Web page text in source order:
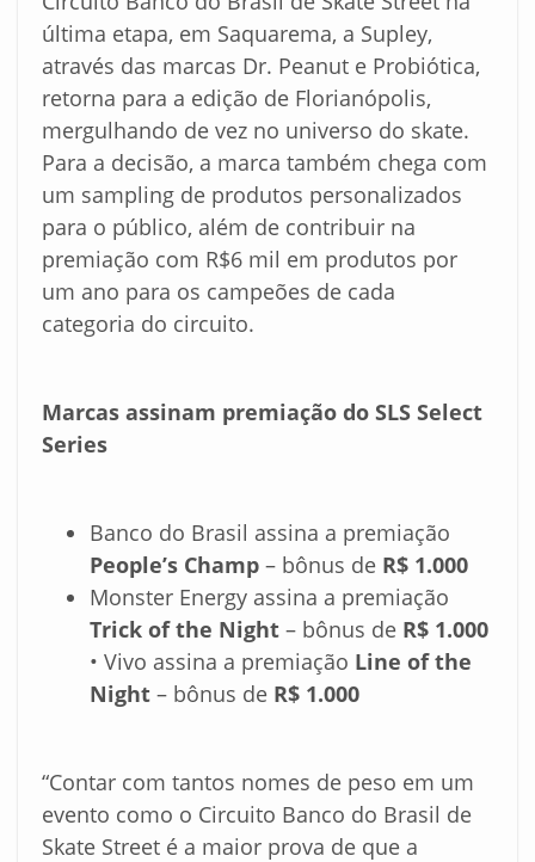
última etapa, em Saquarema, a Supley,
através das marcas Dr. Peanut e Probiótica,
retorna para a edição de Florianópolis,
mergulhando de vez no universo do skate.
Para a decisão, a marca também chega com
um sampling de produtos personalizados
para o público, além de contribuir na
premiação com R$6 mil em produtos por
um ano para os campeões de cada
categoria do circuito.
Marcas assinam premiação do SLS Select
Series
Banco do Brasil assina a premiação
People’s Champ – bônus de R$ 1.000
Monster Energy assina a premiação
Trick of the Night – bônus de R$ 1.000
• Vivo assina a premiação Line of the
Night – bônus de R$ 1.000
“Contar com tantos nomes de peso em um
evento como o Circuito Banco do Brasil de
Skate Street é a maior prova de que a